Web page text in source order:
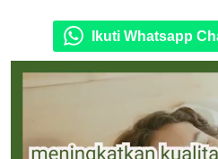
Ikuti Whatsapp